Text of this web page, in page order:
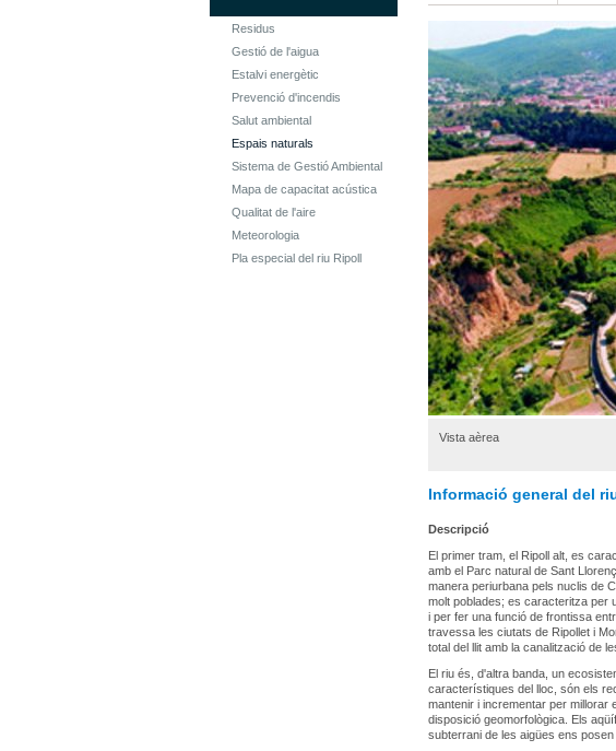
Residus
Gestió de l'aigua
Estalvi energètic
Prevenció d'incendis
Salut ambiental
Espais naturals
Sistema de Gestió Ambiental
Mapa de capacitat acústica
Qualitat de l'aire
Meteorologia
Pla especial del riu Ripoll
Vista aèrea
Informació general del
Descripció
El primer tram, el Ripoll alt, es
amb el Parc natural de Sant
manera periurbana pels nuclis de
molt poblades; es caracteritza per
i per fer una funció de frontissa
travessa les ciutats de Ripollet i
total del llit amb la canalització de
El riu és, d'altra banda, un
característiques del lloc, són els
mantenir i incrementar per millorar
disposició geomorfològica. Els
subterrani de les aigües ens